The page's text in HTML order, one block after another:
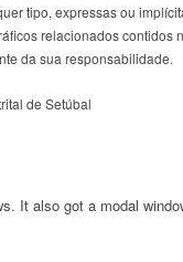
tipo, expressas ou
relacionados
da sua responsabilidade.
de Setúbal
It also got a modal